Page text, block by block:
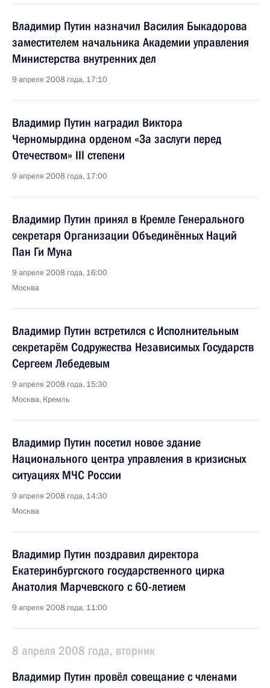
Владимир Путин назначил Василия Быкадорова
заместителем начальника Академии управления
Министерства внутренних дел
9 апреля 2008 года, 17:10
Владимир Путин наградил Виктора
Черномырдина орденом «За заслуги перед
Отечеством» III степени
9 апреля 2008 года, 17:00
Владимир Путин принял в Кремле Генерального
секретаря Организации Объединённых Наций
Пан Ги Муна
9 апреля 2008 года, 16:00
Москва
Владимир Путин встретился с Исполнительным
секретарём Содружества Независимых Государств
Сергеем Лебедевым
9 апреля 2008 года, 15:30
Москва, Кремль
Владимир Путин посетил новое здание
Национального центра управления в кризисных
ситуациях МЧС России
9 апреля 2008 года, 14:30
Москва
Владимир Путин поздравил директора
Екатеринбургского государственного цирка
Анатолия Марчевского с 60-летием
9 апреля 2008 года, 11:00
8 апреля 2008 года, вторник
Владимир Путин провёл совещание с членами